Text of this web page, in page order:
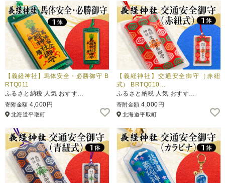
【義経神社】馬体安全・必勝御守 B
RTQ011
ふるさと納税 人気 おすす…
寄附金額 4,000円
北海道平取町
【義経神社】交通安全御守（赤紐
式） BRTQ010…
ふるさと納税 人気 おすす…
寄附金額 4,000円
北海道平取町